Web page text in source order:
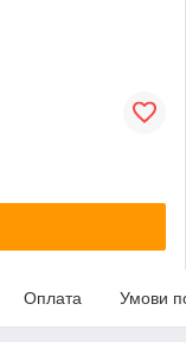
Оплата Умови